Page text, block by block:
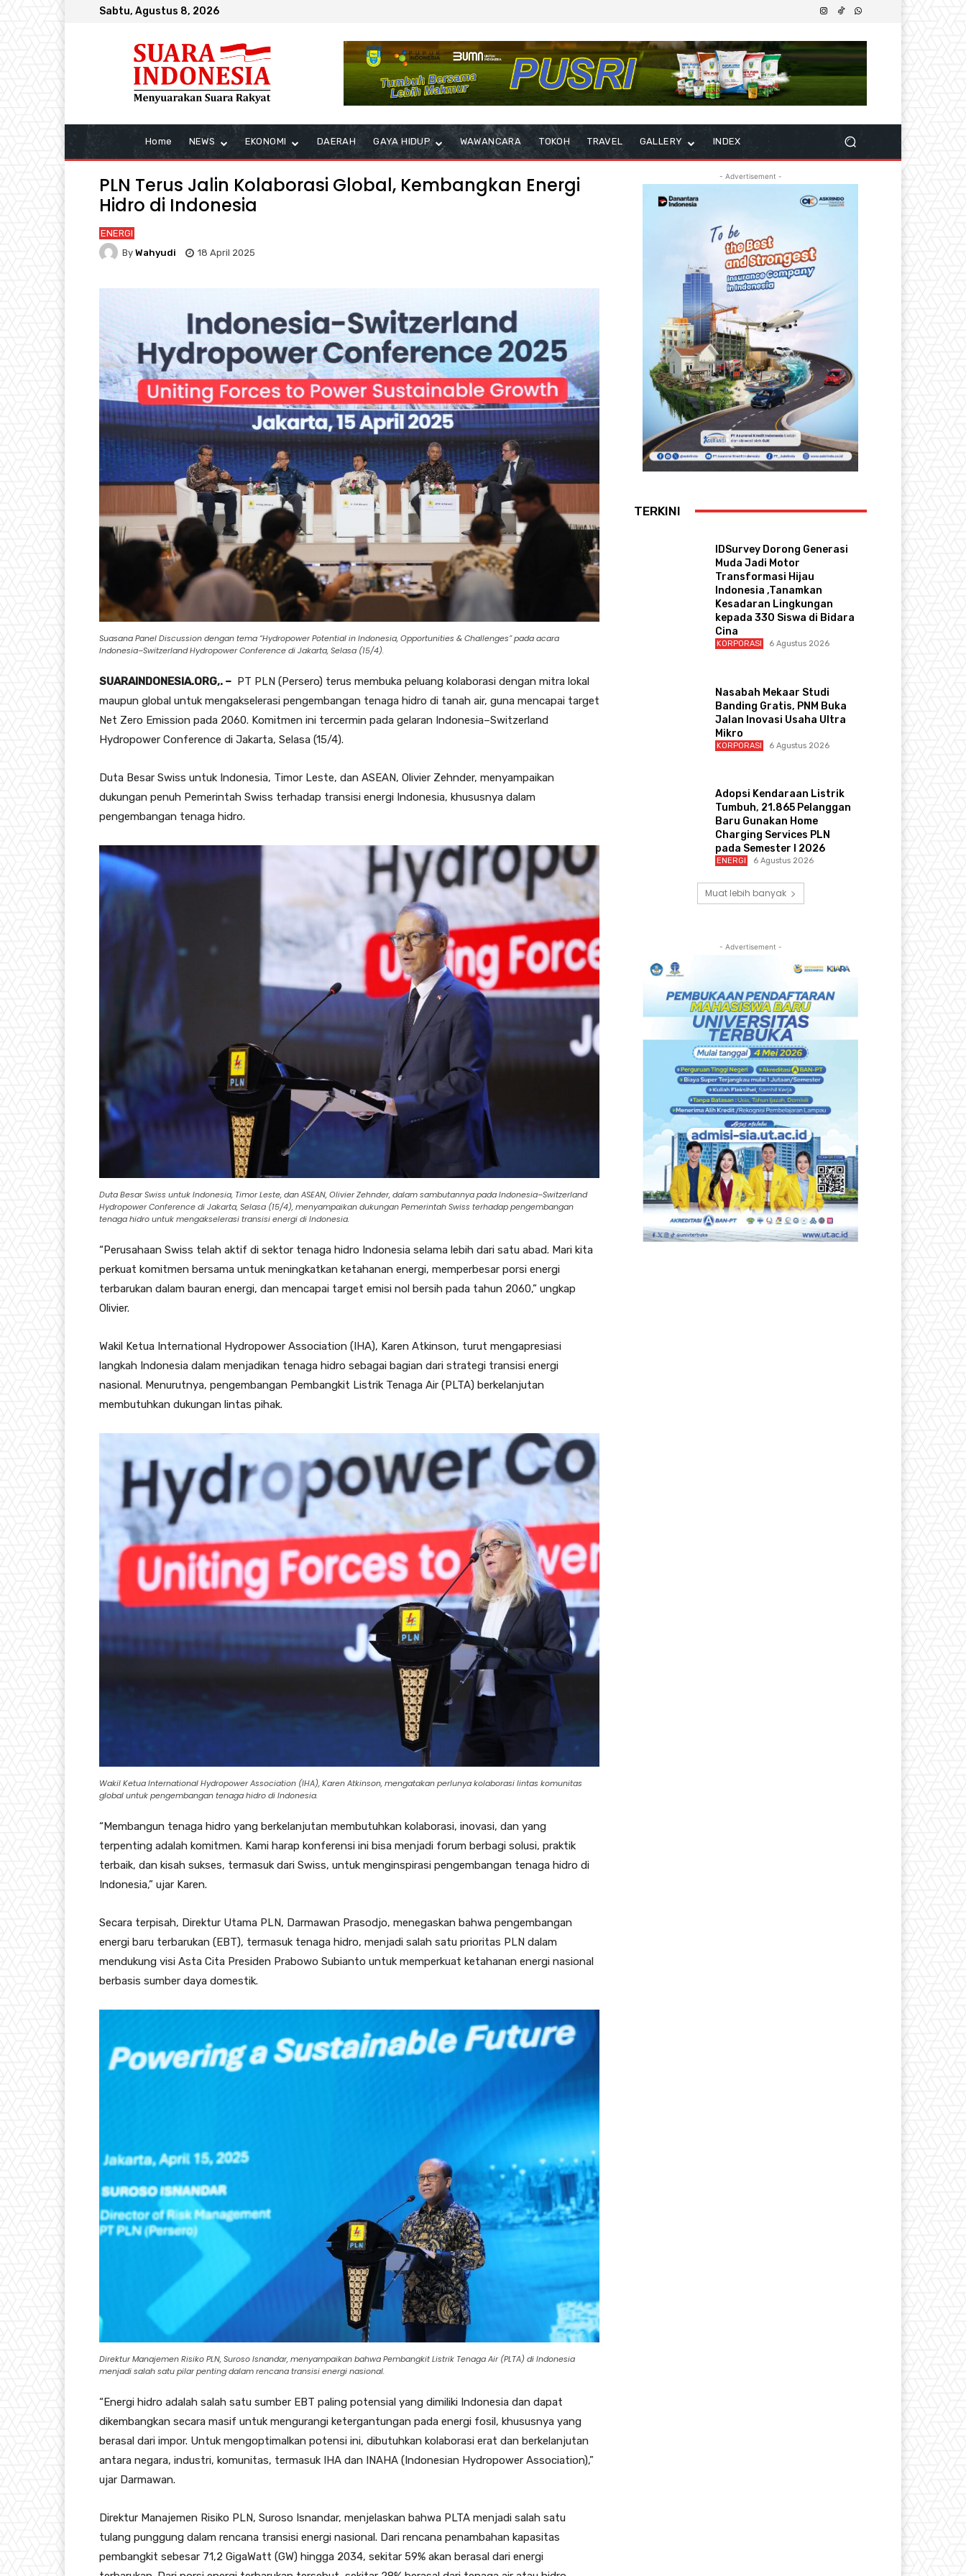
Sabtu, Agustus 8, 2026
Home NEWS EKONOMI DAERAH GAYA HIDUP WAWANCARA TOKOH TRAVEL GALLERY INDEX
PLN Terus Jalin Kolaborasi Global, Kembangkan Energi
Hidro di Indonesia
ENERGI
By Wahyudi 18 April 2025
Suasana Panel Discussion dengan tema “Hydropower Potential in Indonesia, Opportunities & Challenges” pada acara
Indonesia–Switzerland Hydropower Conference di Jakarta, Selasa (15/4).
SUARAINDONESIA.ORG,. – PT PLN (Persero) terus membuka peluang kolaborasi dengan mitra lokal
maupun global untuk mengakselerasi pengembangan tenaga hidro di tanah air, guna mencapai target
Net Zero Emission pada 2060. Komitmen ini tercermin pada gelaran Indonesia–Switzerland
Hydropower Conference di Jakarta, Selasa (15/4).
Duta Besar Swiss untuk Indonesia, Timor Leste, dan ASEAN, Olivier Zehnder, menyampaikan
dukungan penuh Pemerintah Swiss terhadap transisi energi Indonesia, khususnya dalam
pengembangan tenaga hidro.
Duta Besar Swiss untuk Indonesia, Timor Leste, dan ASEAN, Olivier Zehnder, dalam sambutannya pada Indonesia–Switzerland
Hydropower Conference di Jakarta, Selasa (15/4), menyampaikan dukungan Pemerintah Swiss terhadap pengembangan
tenaga hidro untuk mengakselerasi transisi energi di Indonesia.
“Perusahaan Swiss telah aktif di sektor tenaga hidro Indonesia selama lebih dari satu abad. Mari kita
perkuat komitmen bersama untuk meningkatkan ketahanan energi, memperbesar porsi energi
terbarukan dalam bauran energi, dan mencapai target emisi nol bersih pada tahun 2060,” ungkap
Olivier.
Wakil Ketua International Hydropower Association (IHA), Karen Atkinson, turut mengapresiasi
langkah Indonesia dalam menjadikan tenaga hidro sebagai bagian dari strategi transisi energi
nasional. Menurutnya, pengembangan Pembangkit Listrik Tenaga Air (PLTA) berkelanjutan
membutuhkan dukungan lintas pihak.
Wakil Ketua International Hydropower Association (IHA), Karen Atkinson, mengatakan perlunya kolaborasi lintas komunitas
global untuk pengembangan tenaga hidro di Indonesia.
“Membangun tenaga hidro yang berkelanjutan membutuhkan kolaborasi, inovasi, dan yang
terpenting adalah komitmen. Kami harap konferensi ini bisa menjadi forum berbagi solusi, praktik
terbaik, dan kisah sukses, termasuk dari Swiss, untuk menginspirasi pengembangan tenaga hidro di
Indonesia,” ujar Karen.
Secara terpisah, Direktur Utama PLN, Darmawan Prasodjo, menegaskan bahwa pengembangan
energi baru terbarukan (EBT), termasuk tenaga hidro, menjadi salah satu prioritas PLN dalam
mendukung visi Asta Cita Presiden Prabowo Subianto untuk memperkuat ketahanan energi nasional
berbasis sumber daya domestik.
Direktur Manajemen Risiko PLN, Suroso Isnandar, menyampaikan bahwa Pembangkit Listrik Tenaga Air (PLTA) di Indonesia
menjadi salah satu pilar penting dalam rencana transisi energi nasional.
“Energi hidro adalah salah satu sumber EBT paling potensial yang dimiliki Indonesia dan dapat
dikembangkan secara masif untuk mengurangi ketergantungan pada energi fosil, khususnya yang
berasal dari impor. Untuk mengoptimalkan potensi ini, dibutuhkan kolaborasi erat dan berkelanjutan
antara negara, industri, komunitas, termasuk IHA dan INAHA (Indonesian Hydropower Association),”
ujar Darmawan.
Direktur Manajemen Risiko PLN, Suroso Isnandar, menjelaskan bahwa PLTA menjadi salah satu
tulang punggung dalam rencana transisi energi nasional. Dari rencana penambahan kapasitas
pembangkit sebesar 71,2 GigaWatt (GW) hingga 2034, sekitar 59% akan berasal dari energi
- Advertisement -
TERKINI
IDSurvey Dorong Generasi
Muda Jadi Motor
Transformasi Hijau
Indonesia ,Tanamkan
Kesadaran Lingkungan
kepada 330 Siswa di Bidara
Cina
KORPORASI 6 Agustus 2026
Nasabah Mekaar Studi
Banding Gratis, PNM Buka
Jalan Inovasi Usaha Ultra
Mikro
KORPORASI 6 Agustus 2026
Adopsi Kendaraan Listrik
Tumbuh, 21.865 Pelanggan
Baru Gunakan Home
Charging Services PLN
pada Semester I 2026
ENERGI 6 Agustus 2026
Muat lebih banyak
- Advertisement -